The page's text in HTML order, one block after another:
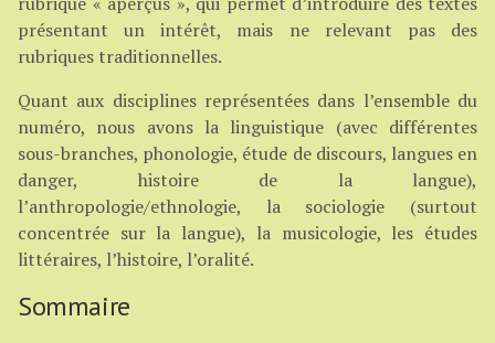
présentant un intérêt, mais ne relevant pas des
rubriques traditionnelles.
Quant aux disciplines représentées dans l’ensemble du
numéro, nous avons la linguistique (avec différentes
sous-branches, phonologie, étude de discours, langues en
danger, histoire de la langue),
l’anthropologie/ethnologie, la sociologie (surtout
concentrée sur la langue), la musicologie, les études
littéraires, l’histoire, l’oralité.
Sommaire